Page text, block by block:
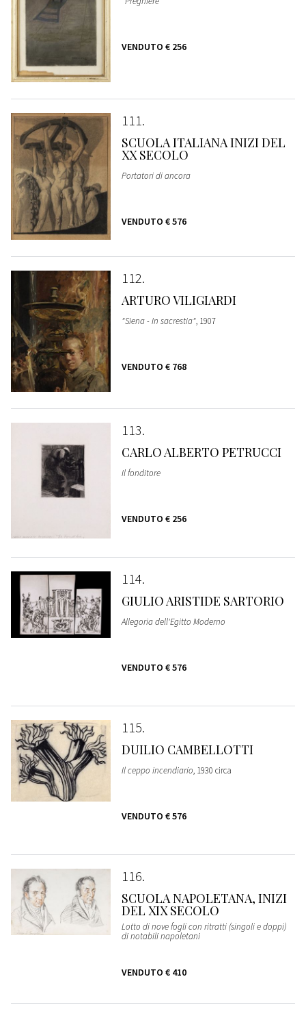
VENDUTO € 256
111
SCUOLA ITALIANA INIZI DEL
XX SECOLO
Portatori di ancora
VENDUTO € 576
112
ARTURO VILIGIARDI
"Siena - In sacrestia", 1907
VENDUTO € 768
113
CARLO ALBERTO PETRUCCI
Il fonditore
VENDUTO € 256
114
GIULIO ARISTIDE SARTORIO
Allegoria dell'Egitto Moderno
VENDUTO € 576
115
DUILIO CAMBELLOTTI
Il ceppo incendiario, 1930 circa
VENDUTO € 576
116
SCUOLA NAPOLETANA, INIZI
DEL XIX SECOLO
Lotto di nove fogli con ritratti (singoli e doppi)
di notabili napoletani
VENDUTO € 410